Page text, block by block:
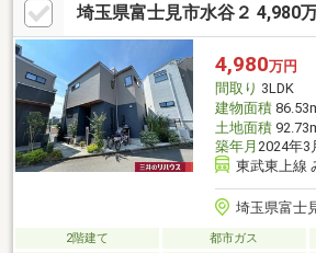
埼玉県富士見市水谷２ 4,980
4,980万円
間取り 3LDK
建物面積
土地面積
築年月 2024年3
東武東上線
埼玉県富士
2階建て 都市ガス